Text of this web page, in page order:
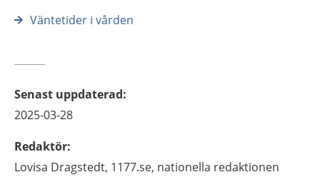
Väntetider i vården
Senast uppdaterad:
2025-03-28
Redaktör:
Lovisa Dragstedt, 1177.se, nationella redaktionen